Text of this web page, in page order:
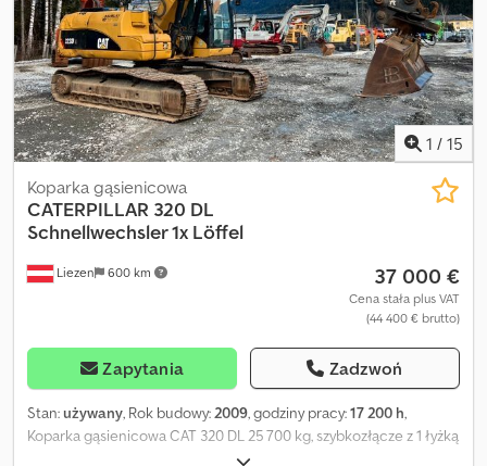
1 / 15
Liezen 600 km
Koparka gąsienicowa
CATERPILLAR 320 DL
Schnellwechsler 1x Löffel
37 000 €
Cena stała plus VAT
(44 400 € brutto)
Zapytania Zadzwoń
Stan:używany, Rok budowy:2009, godziny pracy:17 200 h,
Koparka gąsienicowa CAT 320 DL 25 700 kg, szybkozłącze z 1 łyżką
Stan: dobry Układ jezdny: 60% Dsdpfx Abjtwibdoxock